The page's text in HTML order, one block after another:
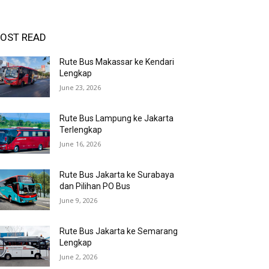
READ
Rute Bus Makassar ke Kendari
Lengkap
June 23, 2026
Rute Bus Lampung ke Jakarta
Terlengkap
June 16, 2026
Rute Bus Jakarta ke Surabaya
dan Pilihan PO Bus
June 9, 2026
Rute Bus Jakarta ke Semarang
Lengkap
June 2, 2026